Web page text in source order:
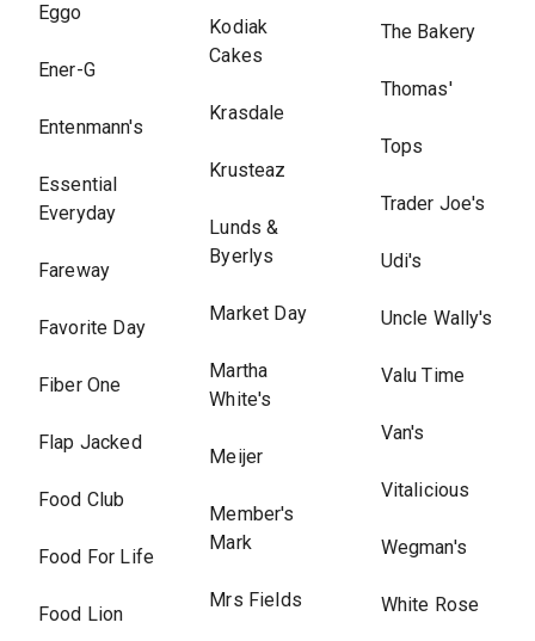
Eggo
Ener-G
Entenmann's
Essential
Everyday
Fareway
Favorite Day
Fiber One
Flap Jacked
Food Club
Food For Life
Food Lion
Kodiak
Cakes
Krasdale
Krusteaz
Lunds &
Byerlys
Market Day
Martha
White's
Meijer
Member's
Mark
Mrs Fields
The Bakery
Thomas'
Tops
Trader Joe's
Udi's
Uncle Wally's
Valu Time
Van's
Vitalicious
Wegman's
White Rose